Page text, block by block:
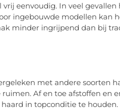
eenvoudig. In veel gevallen
ingebouwde modellen kan
minder ingrijpend dan bij
met andere soorten
Af en toe afstoffen en
in topconditie te houden.